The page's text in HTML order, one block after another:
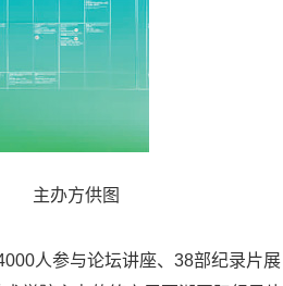
主办方供图
人参与论坛讲座、38部纪录片展